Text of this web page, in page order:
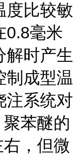
度比较敏
0.8毫米
解时产生
制成型温
注系统对
苯醚的
，但微